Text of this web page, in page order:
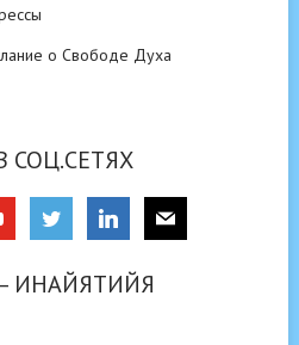
о Свободе Духа
В СОЦ.СЕТЯХ
— ИНАЙЯТИЙЯ